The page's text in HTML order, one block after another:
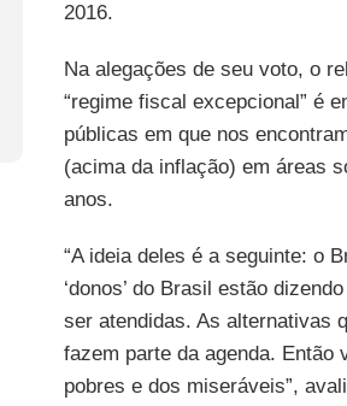
2016.
Na alegações de seu voto, o
“regime fiscal excepcional” é
públicas em que nos
(acima da inflação) em áreas
anos.
“A ideia deles é a seguinte: o
‘donos’ do Brasil estão
ser atendidas. As alternativas
fazem parte da agenda. Então
pobres e dos miseráveis”,